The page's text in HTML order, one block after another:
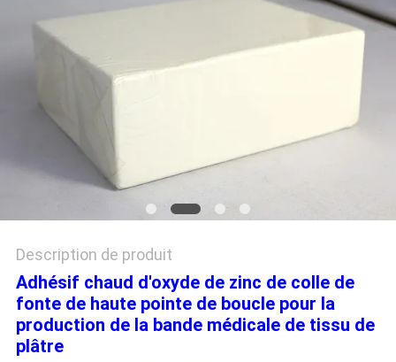
SITE
POLITIQUE
CONFIDENTIALITÉ
Description de produit
Adhésif chaud d'oxyde de zinc de colle de
fonte de haute pointe de boucle pour la
production de la bande médicale de tissu de
plâtre